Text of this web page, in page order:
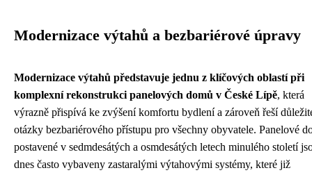
Modernizace výtahů a bezbariérové úpravy
Modernizace výtahů představuje jednu z klíčových oblastí při
komplexní rekonstrukci panelových domů v České Lípě, která
výrazně přispívá ke zvýšení komfortu bydlení a zároveň řeší
otázky bezbariérového přístupu pro všechny obyvatele. Panelové
postavené v sedmdesátých a osmdesátých letech minulého století
dnes často vybaveny zastaralými výtahovými systémy, které již